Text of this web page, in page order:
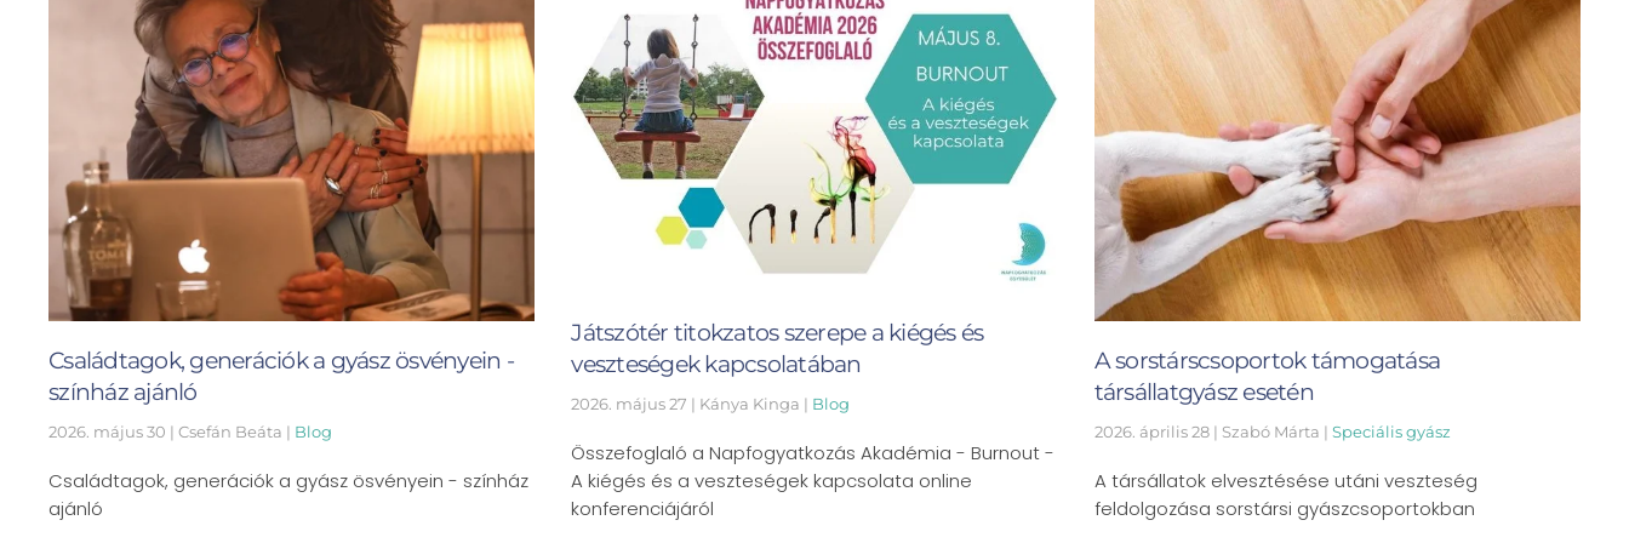
Családtagok, generációk a gyász ösvényein -
színház ajánló
2026. május 30 | Csefán Beáta | Blog
Családtagok, generációk a gyász ösvényein - színház
ajánló
Játszótér titokzatos szerepe a kiégés és
veszteségek kapcsolatában
2026. május 27 | Kánya Kinga | Blog
Összefoglaló a Napfogyatkozás Akadémia - Burnout -
A kiégés és a veszteségek kapcsolata online
konferenciájáról
A sorstárscsoportok támogatása
társállatgyász esetén
2026. április 28| Szabó Márta | Speciális gyász
A társállatok elvesztésése utáni veszteség
feldolgozása sorstársi gyászcsoportokban